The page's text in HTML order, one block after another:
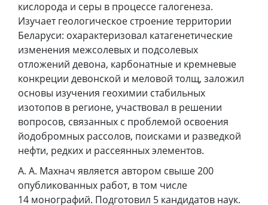
кислорода и серы в процессе галогенеза.
Изучает геологическое строение территории
Беларуси: охарактеризовал катагенетические
изменения межсолевых и подсолевых
отложений девона, карбонатные и кремневые
конкреции девонской и меловой толщ, заложил
основы изучения геохимии стабильных
изотопов в регионе, участвовал в решении
вопросов, связанных с проблемой освоения
йодобромных рассолов, поисками и разведкой
нефти, редких и рассеянных элементов.
А. А. Махнач является автором свыше 200
опубликованных работ, в том числе
14 монографий. Подготовил 5 кандидатов наук.